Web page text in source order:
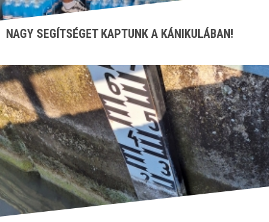
NAGY SEGÍTSÉGET KAPTUNK A KÁNIKULÁBAN!